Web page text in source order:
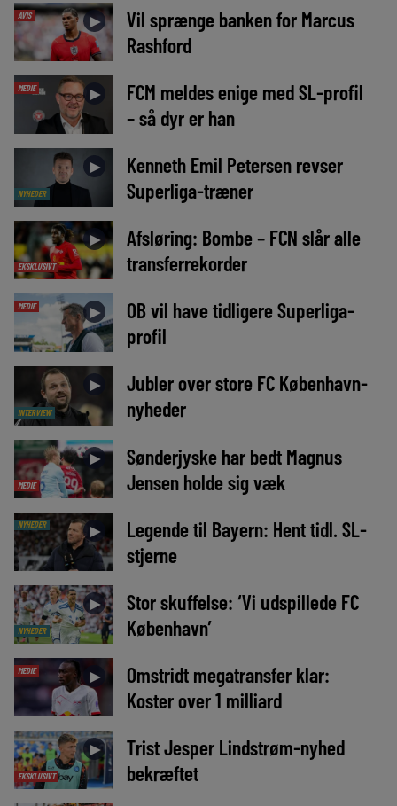
AVIS ►
Vil sprænge banken for Marcus
Rashford
MEDIE ►
FCM meldes enige med SL-profil
– så dyr er han
NYHEDER
►
Kenneth Emil Petersen revser
Superliga-træner
EKSKLUSIVT
►
Afsløring: Bombe – FCN slår alle
transferrekorder
MEDIE ►
OB vil have tidligere Superliga-
profil
INTERVIEW
►
Jubler over store FC København-
nyheder
MEDIE
►
Sønderjyske har bedt Magnus
Jensen holde sig væk
NYHEDER ►
Legende til Bayern: Hent tidl. SL-
stjerne
NYHEDER
►
Stor skuffelse: ‘Vi udspillede FC
København’
MEDIE ►
Omstridt megatransfer klar:
Koster over 1 milliard
EKSKLUSIVT
►
Trist Jesper Lindstrøm-nyhed
bekræftet